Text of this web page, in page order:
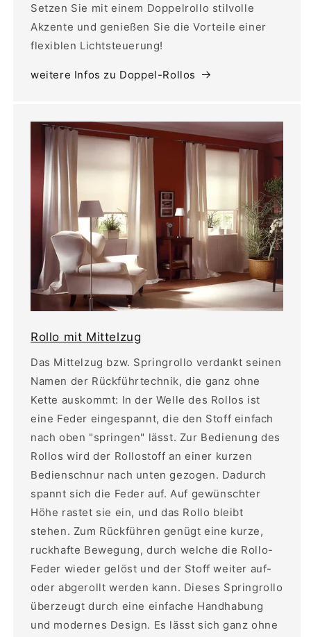
Setzen Sie mit einem Doppelrollo stilvolle
Akzente und genießen Sie die Vorteile einer
flexiblen Lichtsteuerung!
weitere Infos zu Doppel-Rollos
Rollo mit Mittelzug
Das Mittelzug bzw. Springrollo verdankt seinen
Namen der Rückführtechnik, die ganz ohne
Kette auskommt: In der Welle des Rollos ist
eine Feder eingespannt, die den Stoff einfach
nach oben "springen" lässt. Zur Bedienung des
Rollos wird der Rollostoff an einer kurzen
Bedienschnur nach unten gezogen. Dadurch
spannt sich die Feder auf. Auf gewünschter
Höhe rastet sie ein, und das Rollo bleibt
stehen. Zum Rückführen genügt eine kurze,
ruckhafte Bewegung, durch welche die Rollo-
Feder wieder gelöst und der Stoff weiter auf-
oder abgerollt werden kann. Dieses Springrollo
überzeugt durch eine einfache Handhabung
und modernes Design. Es lässt sich ganz ohne